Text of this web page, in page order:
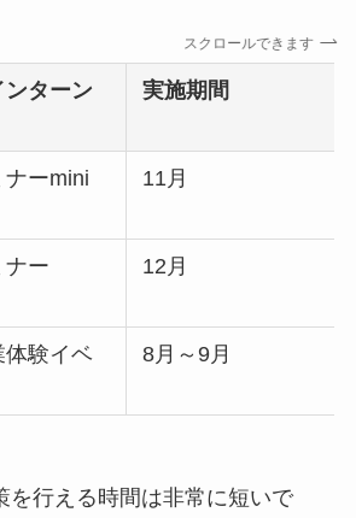
スクロールできます
ンターン
実施期間
ナーmini 11月
ナー 12月
体験イベ
8月～9月
を行える時間は非常に短いで